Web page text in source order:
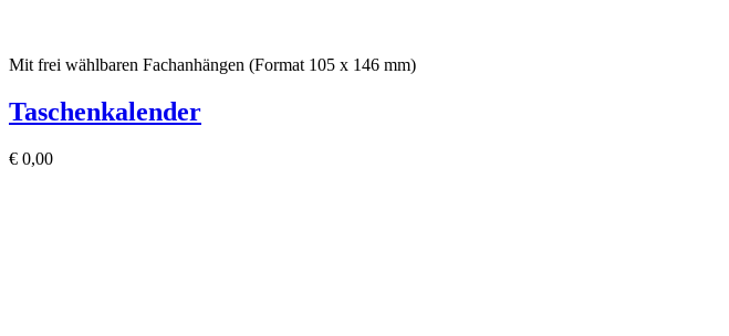
Mit frei wählbaren Fachanhängen (Format 105 x 146 mm)
Taschenkalender
€ 0,00